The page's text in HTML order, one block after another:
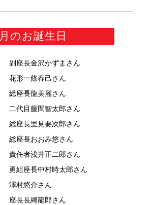
のお誕生日
副座長金沢かずま さん
花形一條春己さん
総座長龍美麗さん
二代目藤間智太郎さん
総座長里見要次郎さん
総座長おおみ悠さん
責任者浅井正二郎さん
勇組座長中村時太郎さん
澤村悠介さん
座長長縄龍郎さん